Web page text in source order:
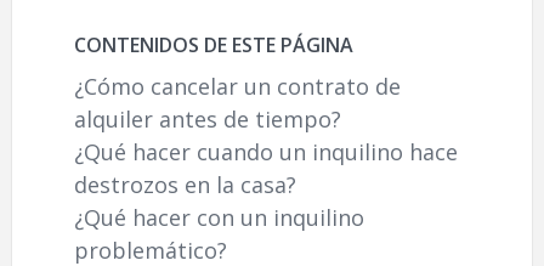
CONTENIDOS DE ESTE PÁGINA
¿Cómo cancelar un contrato de
alquiler antes de tiempo?
¿Qué hacer cuando un inquilino hace
destrozos en la casa?
¿Qué hacer con un inquilino
problemático?